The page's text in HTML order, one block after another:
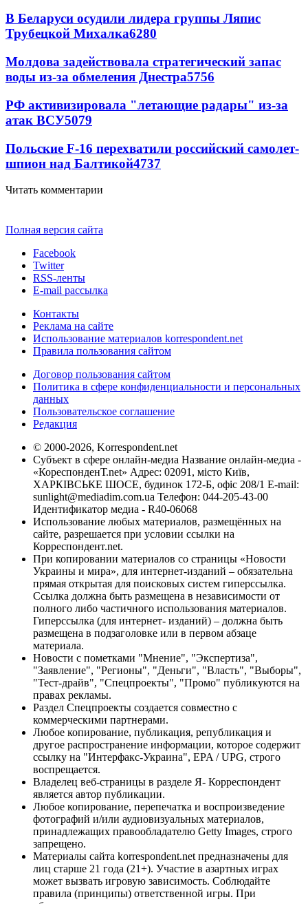
В Беларуси осудили лидера группы Ляпис
Трубецкой Михалка6280
Молдова задействовала стратегический запас
воды из-за обмеления Днестра5756
РФ активизировала "летающие радары" из-за
атак ВСУ5079
Польские F-16 перехватили российский самолет-
шпион над Балтикой4737
Читать комментарии
Полная версия сайта
Facebook
Twitter
RSS-ленты
E-mail рассылка
Контакты
Реклама на сайте
Использование материалов korrespondent.net
Правила пользования сайтом
Договор пользования сайтом
Политика в сфере конфиденциальности и персональных
данных
Пользовательское соглашение
Редакция
© 2000-2026, Korrespondent.net
Субъект в сфере онлайн-медиа Название онлайн-медиа -
«КореспонденТ.net» Адрес: 02091, місто Київ,
ХАРКІВСЬКЕ ШОСЕ, будинок 172-Б, офіс 208/1 E-mail:
sunlight@mediadim.com.ua Телефон: 044-205-43-00
Идентификатор медиа - R40-06068
Использование любых материалов, размещённых на
сайте, разрешается при условии ссылки на
Корреспондент.net.
При копировании материалов со страницы «Новости
Украины и мира», для интернет-изданий – обязательна
прямая открытая для поисковых систем гиперссылка.
Ссылка должна быть размещена в независимости от
полного либо частичного использования материалов.
Гиперссылка (для интернет- изданий) – должна быть
размещена в подзаголовке или в первом абзаце
материала.
Новости с пометками "Мнение", "Экспертиза",
"Заявление", "Регионы", "Деньги", "Власть", "Выборы",
"Тест-драйв", "Спецпроекты", "Промо" публикуются на
правах рекламы.
Раздел Спецпроекты создается совместно с
коммерческими партнерами.
Любое копирование, публикация, републикация и
другое распространение информации, которое содержит
ссылку на "Интерфакс-Украина", EPA / UPG, строго
воспрещается.
Владелец веб-страницы в разделе Я- Корреспондент
является автор публикации.
Любое копирование, перепечатка и воспроизведение
фотографий и/или аудиовизуальных материалов,
принадлежащих правообладателю Getty Images, строго
запрещено.
Материалы сайта korrespondent.net предназначены для
лиц старше 21 года (21+). Участие в азартных играх
может вызвать игровую зависимость. Соблюдайте
правила (принципы) ответственной игры. При